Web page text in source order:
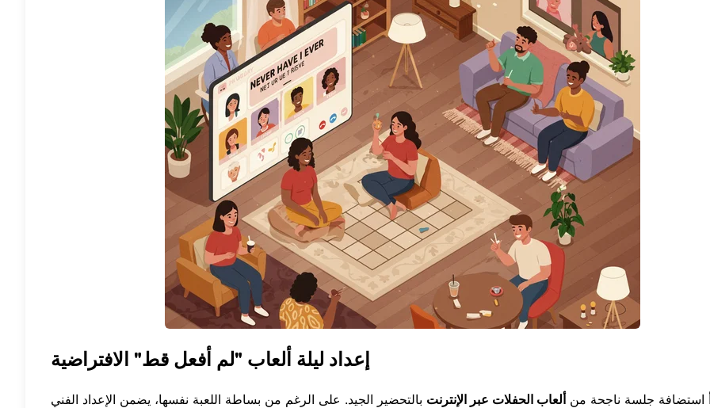
إعداد ليلة ألعاب "لم أفعل قط" الافتراضية
استضافة جلسة ناجحة منألعاب الحفلات عبر الإنترنت بالتحضير الجيد. على الرغم من بساطة اللعبة نفسها، يضمن الإعداد الفني